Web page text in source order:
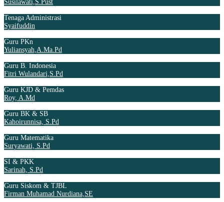
Susilawati,S.Pust
Tenaga Administrasi
Syaifuddin
Guru PKn
Yuliansyah,A.Ma.Pd
Guru B. Indonesia
Fitri Wulandari,S.Pd
Guru KJD & Pemdas
Roy, A.Md
Guru BK & SB
Kahoirunnisa, S.Pd
Guru Matematika
Suryawati, S.Pd
SI & PKK
Sarinah, S.Pd
Guru Siskom & TJBL
Firman Muhamad Nurdiana,SE